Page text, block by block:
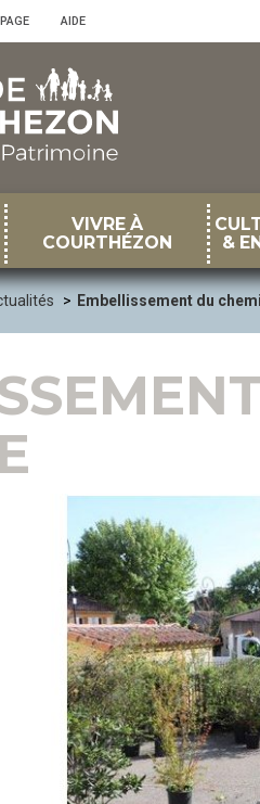
AIDE
VIVRE À
COURTHÉZON
&
Embellissement du